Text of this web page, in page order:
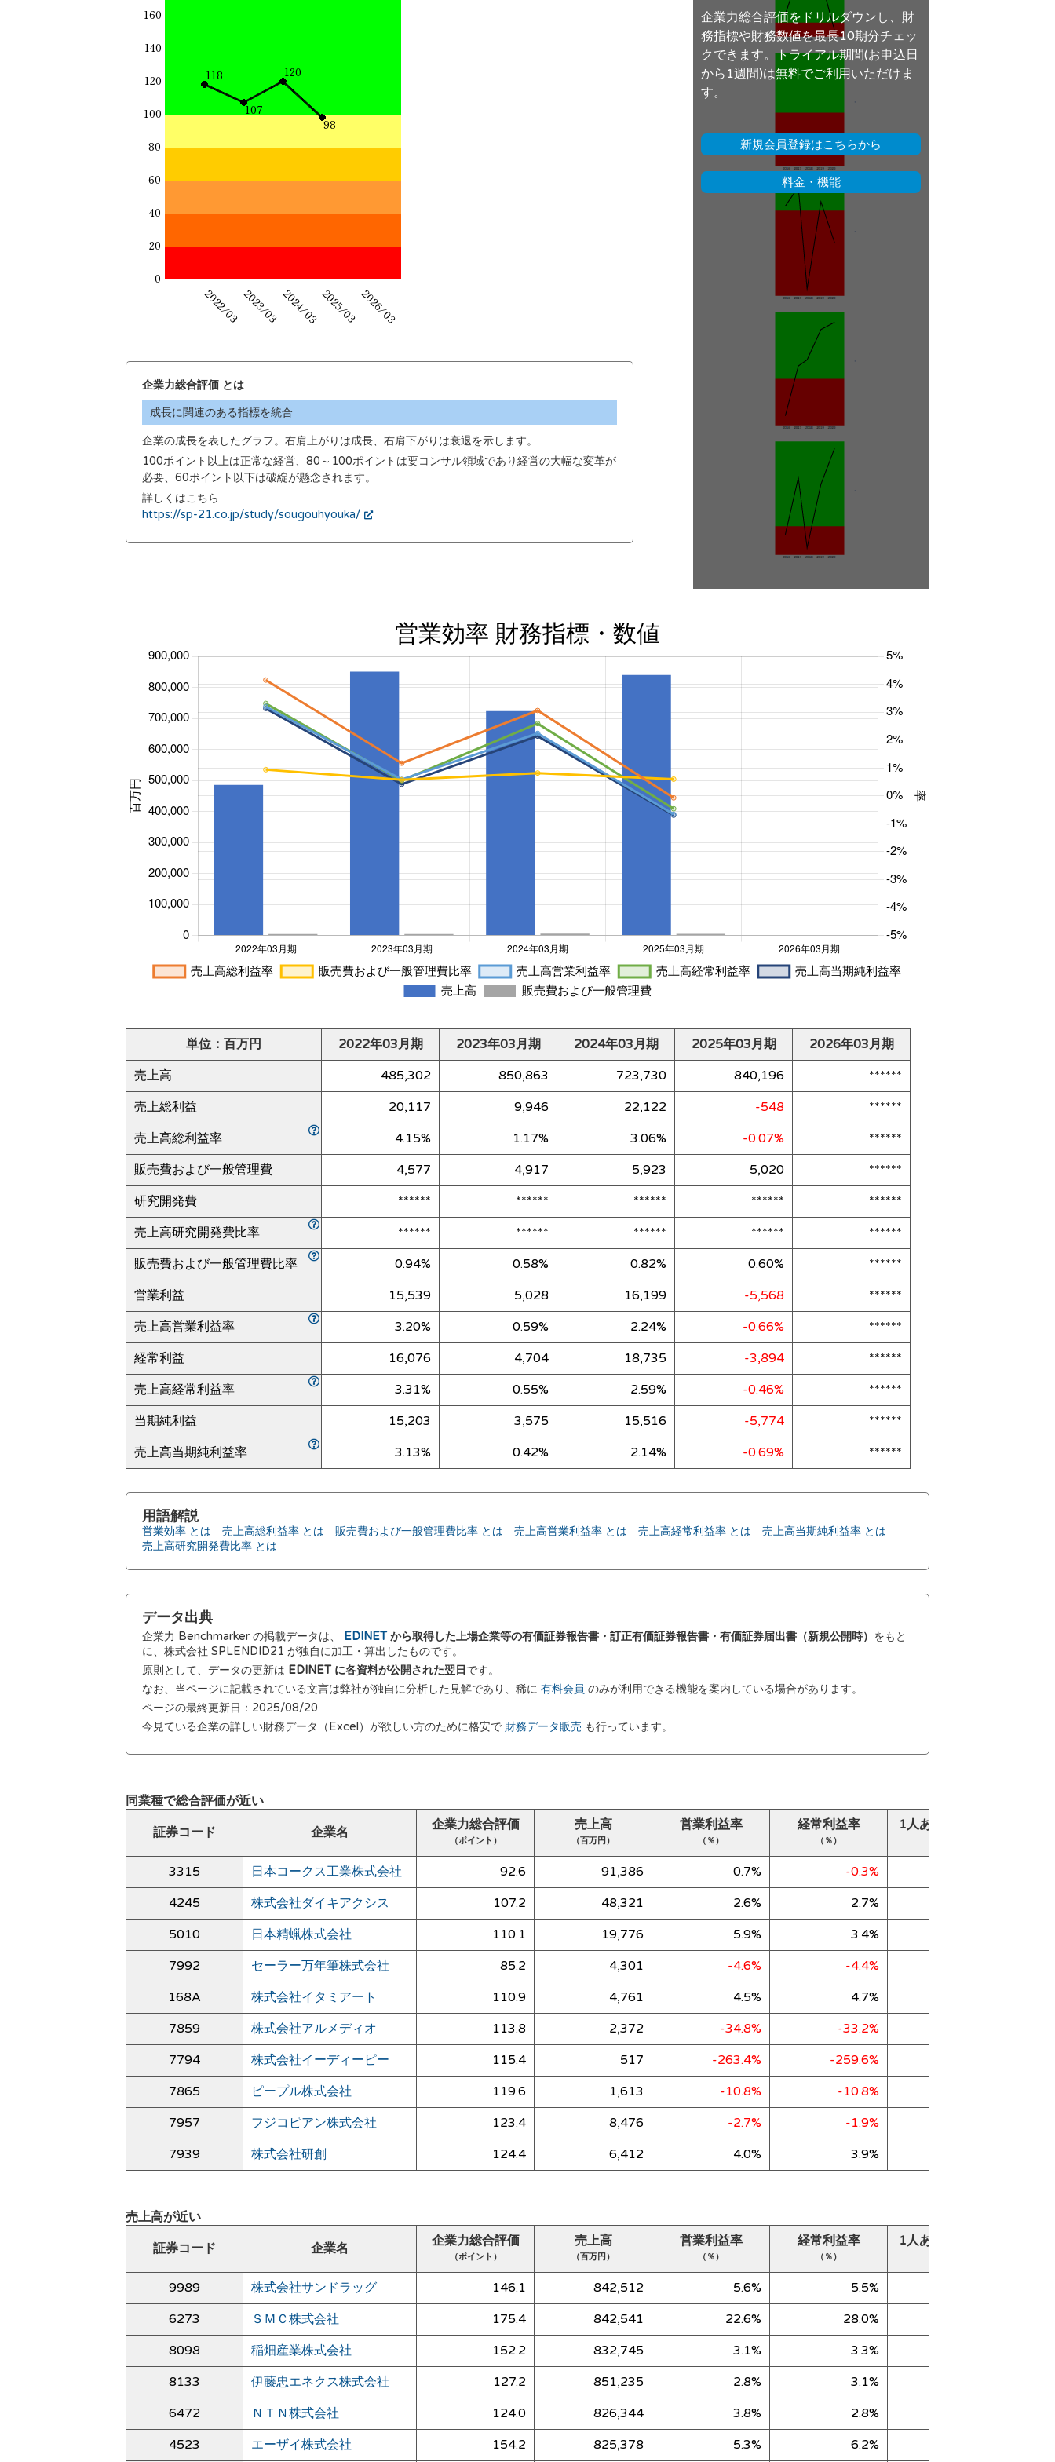
企業力総合評価 とは
成長に関連のある指標を統合
企業の成長を表したグラフ。右肩上がりは成長、右肩下がりは衰退を示します。
100ポイント以上は正常な経営、80～100ポイントは要コンサル領域であり経営の大幅な変革が
必要、60ポイント以下は破綻が懸念されます。
詳しくはこちら
https://sp-21.co.jp/study/sougouhyouka/
企業力総合評価をドリルダウンし、財
務指標や財務数値を最長10期分チェッ
クできます。トライアル期間(お申込日
から1週間)は無料でご利用いただけま
す。
新規会員登録はこちらから
料金・機能
単位：百万円 2022年03月期 2023年03月期 2024年03月期 2025年03月期
2026年03月期
売上高
485,302 850,863 723,730 840,196
******
売上総利益
20,117 9,946 22,122 -548
******
売上高総利益率
4.15% 1.17% 3.06% -0.07%
******
販売費および一般管理費
4,577 4,917 5,923 5,020
******
研究開発費
****** ****** ****** ******
******
売上高研究開発費比率
****** ****** ****** ******
******
販売費および一般管理費比率
0.94% 0.58% 0.82% 0.60%
******
営業利益
15,539 5,028 16,199 -5,568
******
売上高営業利益率
3.20% 0.59% 2.24% -0.66%
******
経常利益
16,076 4,704 18,735 -3,894
******
売上高経常利益率
3.31% 0.55% 2.59% -0.46%
******
当期純利益
15,203 3,575 15,516 -5,774
******
売上高当期純利益率
3.13% 0.42% 2.14% -0.69% ******
用語解説
営業効率 とは 売上高総利益率 とは 販売費および一般管理費比率 とは 売上高営業利益率 とは 売上高経常利益率 とは
売上高当期純利益率 とは
売上高研究開発費比率 とは
データ出典
企業力 Benchmarker の掲載データは、 EDINETから取得した上場企業等の有価証券報告書・訂正有価証券報告書・有価証券届出書（新規公開時） をもと
に、株式会社 SPLENDID21 が独自に加工・算出したものです。
原則として、データの更新は EDINET に各資料が公開された翌日 です。
なお、当ページに記載されている文言は弊社が独自に分析した見解であり、稀に 有料会員 のみが利用できる機能を案内している場合があります。
ページの最終更新日：2025/08/20
今見ている企業の詳しい財務データ（Excel）が欲しい方のために格安で 財務データ販売 も行っています。
同業種で総合評価が近い
証券コード
企業名 企業力総合評価
（ポイント）
売上高
（百万円）
営業利益率
（％）
経常利益率
（％）
1人あたり売上高
3315 日本コークス工業株式会社 92.6 91,386 0.7% -0.3%
4245
株式会社ダイキアクシス 107.2 48,321 2.6% 2.7%
5010
日本精蝋株式会社 110.1 19,776 5.9% 3.4%
7992
セーラー万年筆株式会社 85.2 4,301 -4.6% -4.4%
168A
株式会社イタミアート 110.9 4,761 4.5% 4.7%
7859
株式会社アルメディオ 113.8 2,372 -34.8% -33.2%
7794
株式会社イーディーピー 115.4 517 -263.4% -259.6%
7865
ピープル株式会社 119.6 1,613 -10.8% -10.8%
7957
フジコピアン株式会社 123.4 8,476 -2.7% -1.9%
7939
株式会社研創 124.4 6,412 4.0% 3.9%
売上高が近い
証券コード
企業名 企業力総合評価
（ポイント）
売上高
（百万円）
営業利益率
（％）
経常利益率
（％）
1人あたり売上高
9989 株式会社サンドラッグ 146.1 842,512 5.6% 5.5%
6273
ＳＭＣ株式会社 175.4 842,541 22.6% 28.0%
8098
稲畑産業株式会社 152.2 832,745 3.1% 3.3%
8133
伊藤忠エネクス株式会社 127.2 851,235 2.8% 3.1%
6472
ＮＴＮ株式会社 124.0 826,344 3.8% 2.8%
4523
エーザイ株式会社 154.2 825,378 5.3% 6.2%